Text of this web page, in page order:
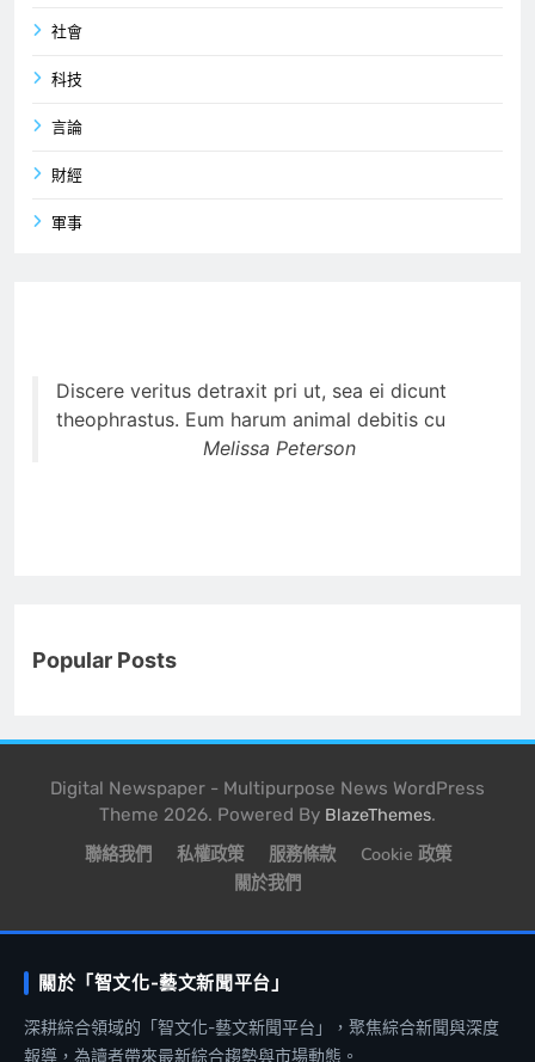
社會
科技
言論
財經
軍事
Discere veritus detraxit pri ut, sea ei dicunt
theophrastus. Eum harum animal debitis cu
Melissa Peterson
Popular Posts
Digital Newspaper - Multipurpose News WordPress
Theme 2026. Powered By BlazeThemes.
聯絡我們 私權政策 服務條款
Cookie 政策
關於我們
關於「智文化-藝文新聞平台」
深耕綜合領域的「智文化-藝文新聞平台」，聚焦綜合新聞與深度
報導，為讀者帶來最新綜合趨勢與市場動態。